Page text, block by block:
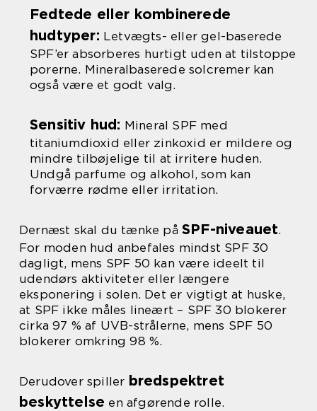
Fedtede eller kombinerede
hudtyper: Letvægts- eller gel-baserede
SPF’er absorberes hurtigt uden at tilstoppe
porerne. Mineralbaserede solcremer kan
også være et godt valg.
Sensitiv hud: Mineral SPF med
titaniumdioxid eller zinkoxid er mildere og
mindre tilbøjelige til at irritere huden.
Undgå parfume og alkohol, som kan
forværre rødme eller irritation.
Dernæst skal du tænke på SPF-niveauet.
For moden hud anbefales mindst SPF 30
dagligt, mens SPF 50 kan være ideelt til
udendørs aktiviteter eller længere
eksponering i solen. Det er vigtigt at huske,
at SPF ikke måles lineært – SPF 30 blokerer
cirka 97 % af UVB-strålerne, mens SPF 50
blokerer omkring 98 %.
Derudover spiller bredspektret
beskyttelse en afgørende rolle.